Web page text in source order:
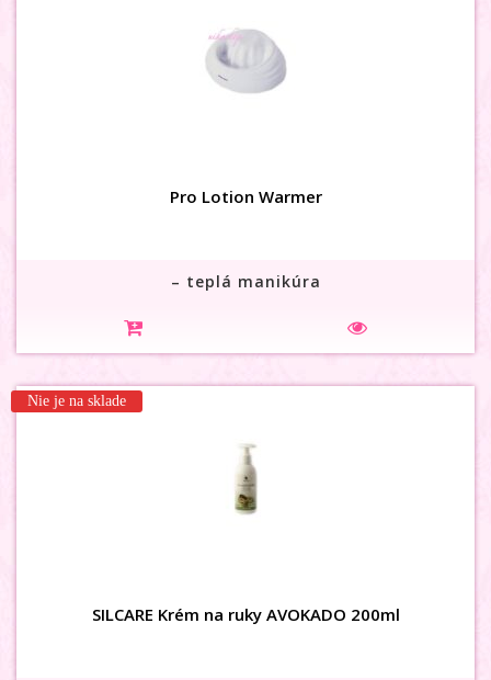
Pro Lotion Warmer
– teplá manikúra
Nie je na sklade
SILCARE Krém na ruky AVOKADO 200ml